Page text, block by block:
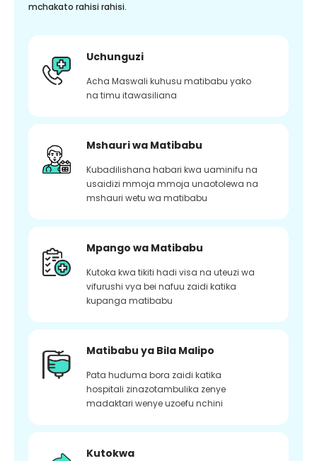
mchakato rahisi rahisi.
Uchunguzi
Acha Maswali kuhusu matibabu yako
na timu itawasiliana
Mshauri wa Matibabu
Kubadilishana habari kwa uaminifu na
usaidizi mmoja mmoja unaotolewa na
mshauri wetu wa matibabu
Mpango wa Matibabu
Kutoka kwa tikiti hadi visa na uteuzi wa
vifurushi vya bei nafuu zaidi katika
kupanga matibabu
Matibabu ya Bila Malipo
Pata huduma bora zaidi katika
hospitali zinazotambulika zenye
madaktari wenye uzoefu nchini
Kutokwa